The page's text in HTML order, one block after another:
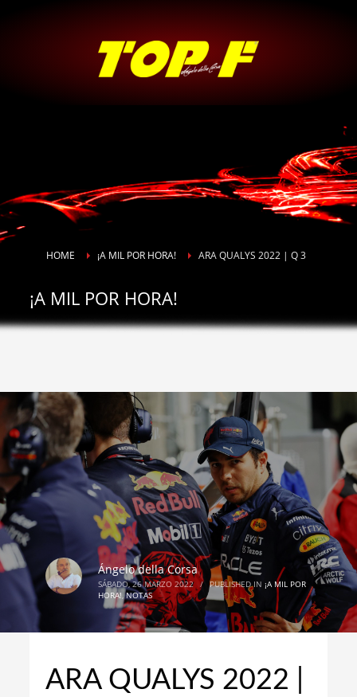
HOME ¡A MIL POR HORA! ARA QUALYS 2022 | Q 3
¡A MIL POR HORA!
Ángelo della Corsa
SÁBADO, 26 MARZO 2022 / PUBLISHED IN¡A MIL POR
HORA!,NOTAS
ARA QUALYS 2022 |